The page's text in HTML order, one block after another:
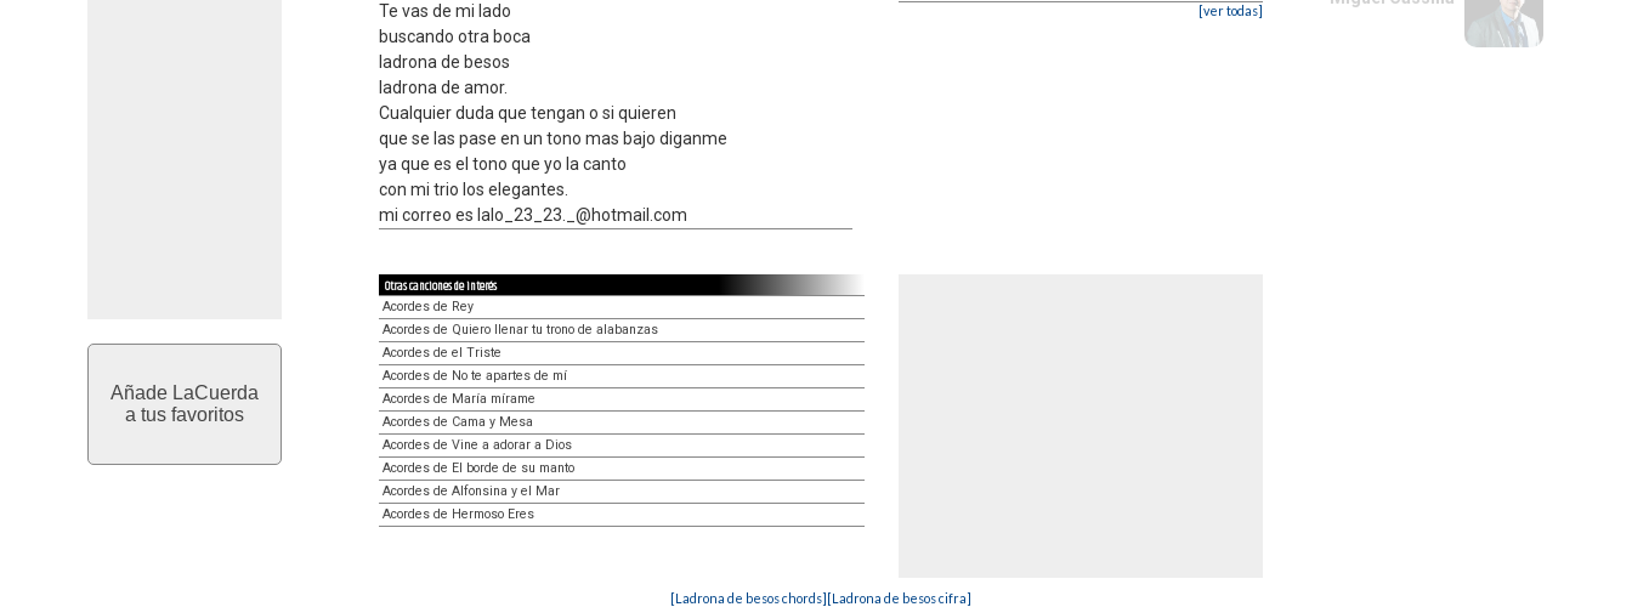
Añade LaCuerda
a tus favoritos
Te vas de mi lado
buscando otra boca
ladrona de besos
ladrona de amor.
Cualquier duda que tengan o si quieren
que se las pase en un tono mas bajo diganme
ya que es el tono que yo la canto
con mi trio los elegantes.
mi correo es lalo_23_23._@hotmail.com
[ver todas]
Otras canciones de interés
Acordes de Rey
Acordes de Quiero llenar tu trono de alabanzas
Acordes de el Triste
Acordes de No te apartes de mí
Acordes de María mírame
Acordes de Cama y Mesa
Acordes de Vine a adorar a Dios
Acordes de El borde de su manto
Acordes de Alfonsina y el Mar
Acordes de Hermoso Eres
[Ladrona de besos chords][Ladrona de besos cifra]